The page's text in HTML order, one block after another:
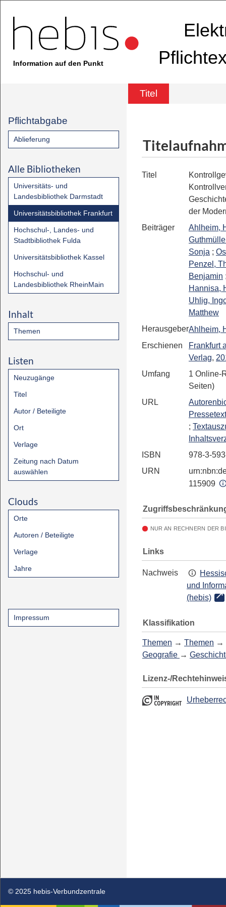
Information auf den Punkt
Titel
Pflichtabgabe
Ablieferung
Alle Bibliotheken
Universitäts- und
Landesbibliothek Darmstadt
Universitätsbibliothek Frankfurt
Hochschul-, Landes- und
Stadtbibliothek Fulda
Universitätsbibliothek Kassel
Hochschul- und
Landesbibliothek RheinMain
Inhalt
Themen
Listen
Neuzugänge
Titel
Autor / Beteiligte
Ort
Verlage
Zeitung nach Datum
auswählen
Clouds
Orte
Autoren / Beteiligte
Verlage
Jahre
Impressum
Titel
der
Beiträger
Ahlheim,
Sonja ;
Penzel,
Benjamin
Hannisa,
Uhlig,
Matthew
HerausgeberAhlheim,
Erschienen
Frankfurt
Verlag,
Umfang
1 Online-
Seiten)
URL
Pressetext
;
ISBN
978-3-
URN
115909
NUR AN RECHNERN DER
Links
Nachweis
und
(hebis)
Klassifikation
Themen → Themen →
Geografie →
Lizenz-/
© 2025 hebis-Verbundzentrale